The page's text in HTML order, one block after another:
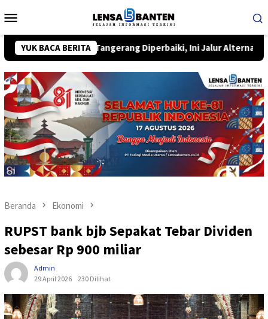
ke
Mobile
YUK BACA BERITA
di Tangerang Diperbaiki, Ini Jalur Alternatif yang Perlu
Beranda Ekonomi
RUPST bank bjb Sepakat Tebar Dividen
sebesar Rp 900 miliar
Admin
29 April 2026
230 Dilihat